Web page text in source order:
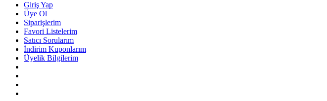
Giriş Yap
Üye Ol
Siparişlerim
Favori Listelerim
Satıcı Sorularım
İndirim Kuponlarım
Üyelik Bilgilerim